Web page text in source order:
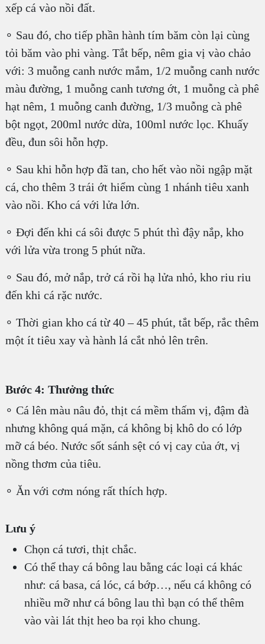
xếp cá vào nồi đất.
∘ Sau đó, cho tiếp phần hành tím băm còn lại cùng
tỏi băm vào phi vàng. Tắt bếp, nêm gia vị vào chảo
với: 3 muỗng canh nước mắm, 1/2 muỗng canh nước
màu đường, 1 muỗng canh tương ớt, 1 muỗng cà phê
hạt nêm, 1 muỗng canh đường, 1/3 muỗng cà phê
bột ngọt, 200ml nước dừa, 100ml nước lọc. Khuấy
đều, đun sôi hỗn hợp.
∘ Sau khi hỗn hợp đã tan, cho hết vào nồi ngập mặt
cá, cho thêm 3 trái ớt hiểm cùng 1 nhánh tiêu xanh
vào nồi. Kho cá với lửa lớn.
∘ Đợi đến khi cá sôi được 5 phút thì đậy nắp, kho
với lửa vừa trong 5 phút nữa.
∘ Sau đó, mở nắp, trở cá rồi hạ lửa nhỏ, kho riu riu
đến khi cá rặc nước.
∘ Thời gian kho cá từ 40 – 45 phút, tắt bếp, rắc thêm
một ít tiêu xay và hành lá cắt nhỏ lên trên.
Bước 4: Thưởng thức
∘ Cá lên màu nâu đỏ, thịt cá mềm thấm vị, đậm đà
nhưng không quá mặn, cá không bị khô do có lớp
mỡ cá béo. Nước sốt sánh sệt có vị cay của ớt, vị
nồng thơm của tiêu.
∘ Ăn với cơm nóng rất thích hợp.
Lưu ý
Chọn cá tươi, thịt chắc.
Có thể thay cá bông lau bằng các loại cá khác
như: cá basa, cá lóc, cá bớp…, nếu cá không có
nhiều mỡ như cá bông lau thì bạn có thể thêm
vào vài lát thịt heo ba rọi kho chung.